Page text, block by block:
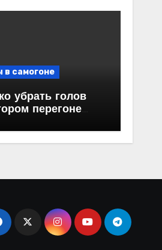
в самогоне
убрать голов
перегоне
дистилляции